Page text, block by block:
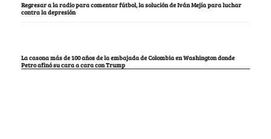
Regresar a la radio para comentar fútbol, la solución de Iván Mejía para luchar
contra la depresión
La casona más de 100 años de la embajada de Colombia en Washington donde
Petro afinó su cara a cara con Trump